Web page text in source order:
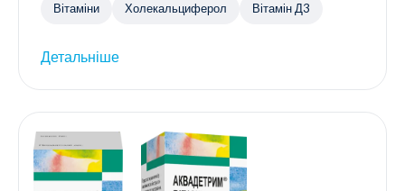
Вітаміни Холекальциферол Вітамін Д3
Детальніше